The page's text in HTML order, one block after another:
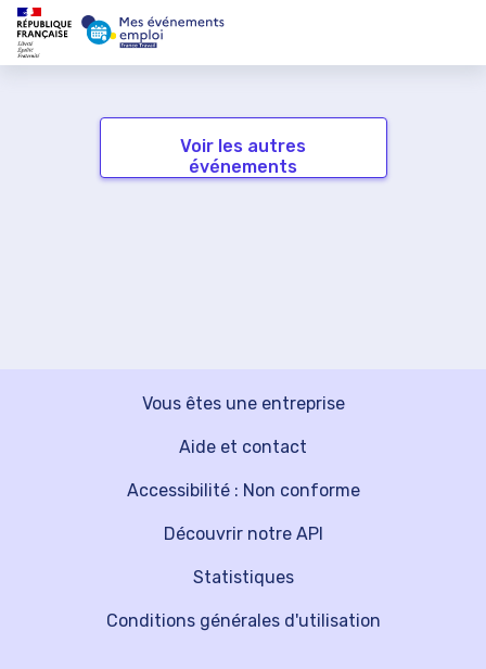
Voir les autres
événements
Vous êtes une entreprise
Découvrir notre API
Aide et contact
Statistiques
Accessibilité : Non conforme
Conditions générales d'utilisation